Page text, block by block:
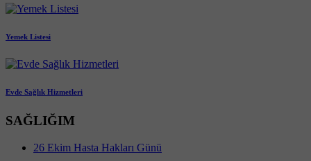
Yemek Listesi
Evde Sağlık Hizmetleri
SAĞLIĞIM
26 Ekim Hasta Hakları Günü